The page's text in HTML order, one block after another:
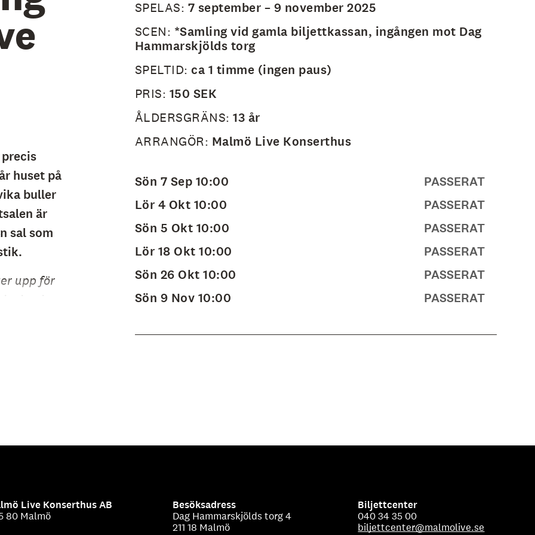
huset på
buller
är
sal som
upp för
i
arbeta
SPELAS: 7 september – 9 november 2025
SCEN: *Samling vid gamla biljettkassan, ingången mot Dag
Hammarskjölds torg
SPELTID:ca 1 timme (ingen paus)
PRIS: 150 SEK
ÅLDERSGRÄNS:13 år
ARRANGÖR: Malmö Live Konserthus
Sön 7 Sep 10:00
PASSERAT
Lör 4 Okt 10:00
PASSERAT
Sön 5 Okt 10:00
PASSERAT
Lör 18 Okt 10:00
PASSERAT
Sön 26 Okt 10:00
PASSERAT
Sön 9 Nov 10:00
PASSERAT
Live Konserthus AB
80 Malmö
Besöksadress
Dag Hammarskjölds torg 4
211 18 Malmö
Biljettcenter
040 34 35 00
biljettcenter@malmolive.se